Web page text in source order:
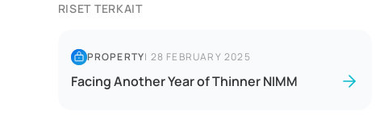
RISET TERKAIT
PROPERTY| 28 FEBRUARY 2025
Facing Another Year of Thinner NIMM